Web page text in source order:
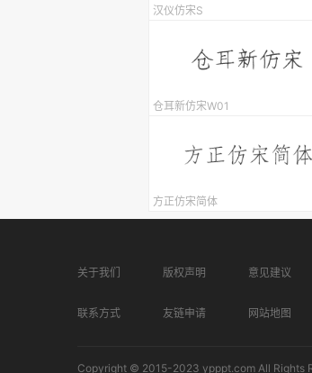
汉仪仿宋S
仓耳新仿宋W01
方正仿宋简体
关于我们 版权声明 意见建议
联系方式 友链申请 网站地图
Copyright © 2015-2023 ypppt.com All Rights